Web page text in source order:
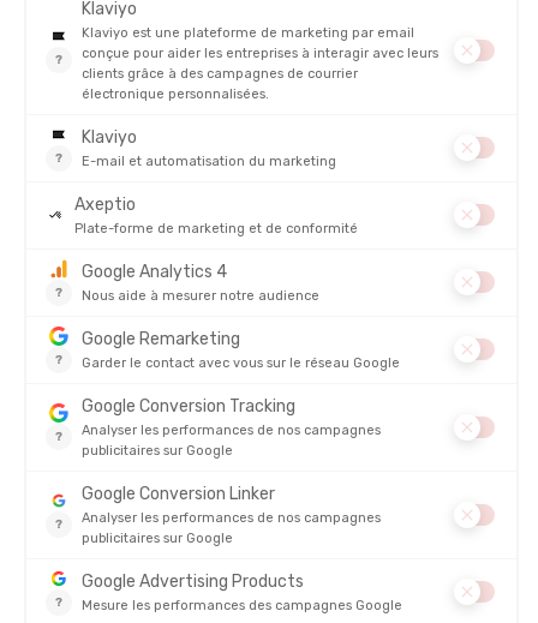
BROOKS
COLLANT CHASER 7/8 FEMME
100,00 € -36%
50,00 €
31,90 €
PROMO